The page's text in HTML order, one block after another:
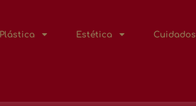
Plástica Estética Cuidados